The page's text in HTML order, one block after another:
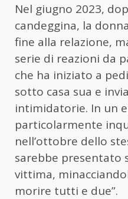
Nel giugno 2023,
candeggina, la
fine alla relazione,
serie di reazioni da
che ha iniziato a
sotto casa sua e
intimidatorie. In un
particolarmente
nell’ottobre dello
sarebbe presentato
vittima,
morire tutti e due”.